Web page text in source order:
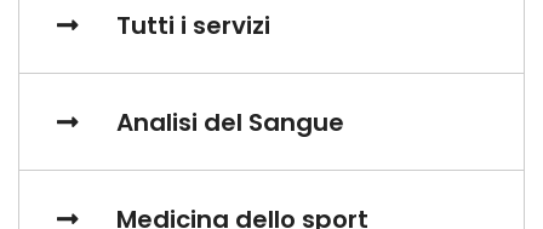
Tutti i servizi
Analisi del Sangue
Medicina dello sport